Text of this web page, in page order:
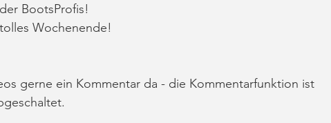
der BootsProfis!
Wochenende!
gerne ein Kommentar da - die Kommentarfunktion ist